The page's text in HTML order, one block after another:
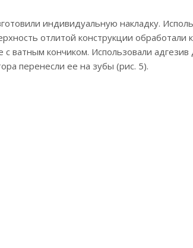
индивидуальную накладку.
отлитой конструкции
с ватным кончиком. Использовали
перенесли ее на зубы (рис. 5).